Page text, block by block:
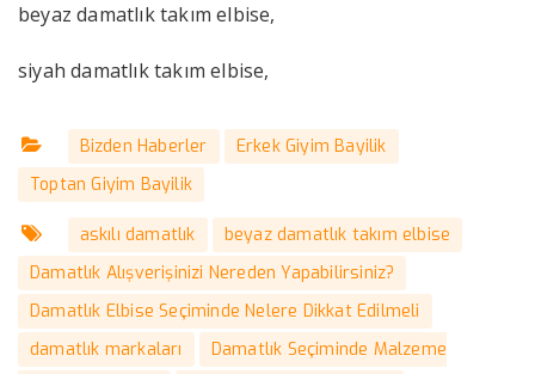
beyaz damatlık takım elbise,
siyah damatlık takım elbise,
Bizden Haberler
Erkek Giyim Bayilik
Toptan Giyim Bayilik
askılı damatlık
beyaz damatlık takım elbise
Damatlık Alışverişinizi Nereden Yapabilirsiniz?
Damatlık Elbise Seçiminde Nelere Dikkat Edilmeli
damatlık markaları
Damatlık Seçiminde Malzeme